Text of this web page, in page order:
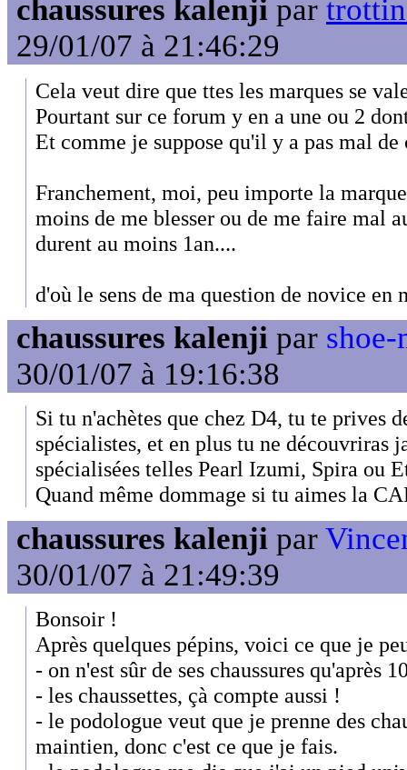
chaussures kalenji par
29/01/07 à 21:46:29
Cela veut dire que ttes les marques se
Pourtant sur ce forum y en a une ou 2
Et comme je suppose qu'il y a pas mal
Franchement, moi, peu importe la
moins de me blesser ou de me faire mal
durent au moins 1an....
d'où le sens de ma question de novice en
chaussures kalenji par
30/01/07 à 19:16:38
Si tu n'achètes que chez D4, tu te prives
spécialistes, et en plus tu ne découvriras
spécialisées telles Pearl Izumi, Spira ou
Quand même dommage si tu aimes la
chaussures kalenji par
30/01/07 à 21:49:39
Bonsoir !
Après quelques pépins, voici ce que je
- on n'est sûr de ses chaussures qu'après
- les chaussettes, çà compte aussi !
- le podologue veut que je prenne des
maintien, donc c'est ce que je fais.